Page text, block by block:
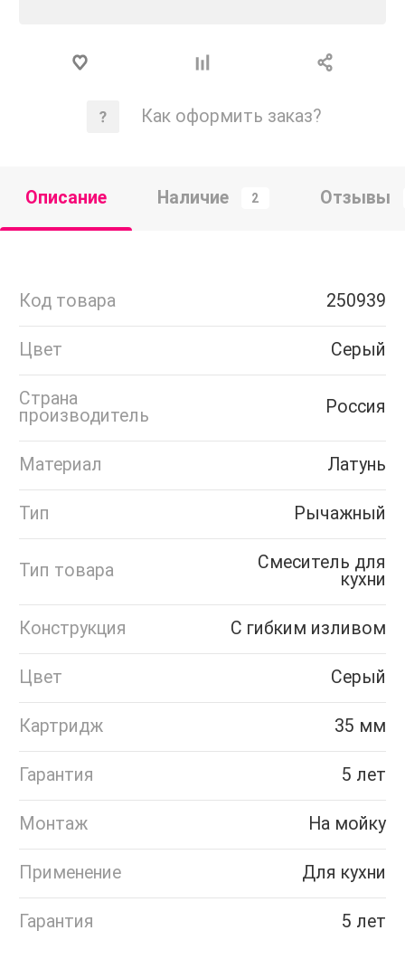
Как оформить заказ?
Описание Наличие 2 Отзывы
Код товара 250939
Цвет Серый
Страна
производитель
Россия
Материал Латунь
Тип Рычажный
Тип товара
Смеситель для
кухни
Конструкция С гибким изливом
Цвет Серый
Картридж 35 мм
Гарантия 5 лет
Монтаж На мойку
Применение Для кухни
Гарантия 5 лет